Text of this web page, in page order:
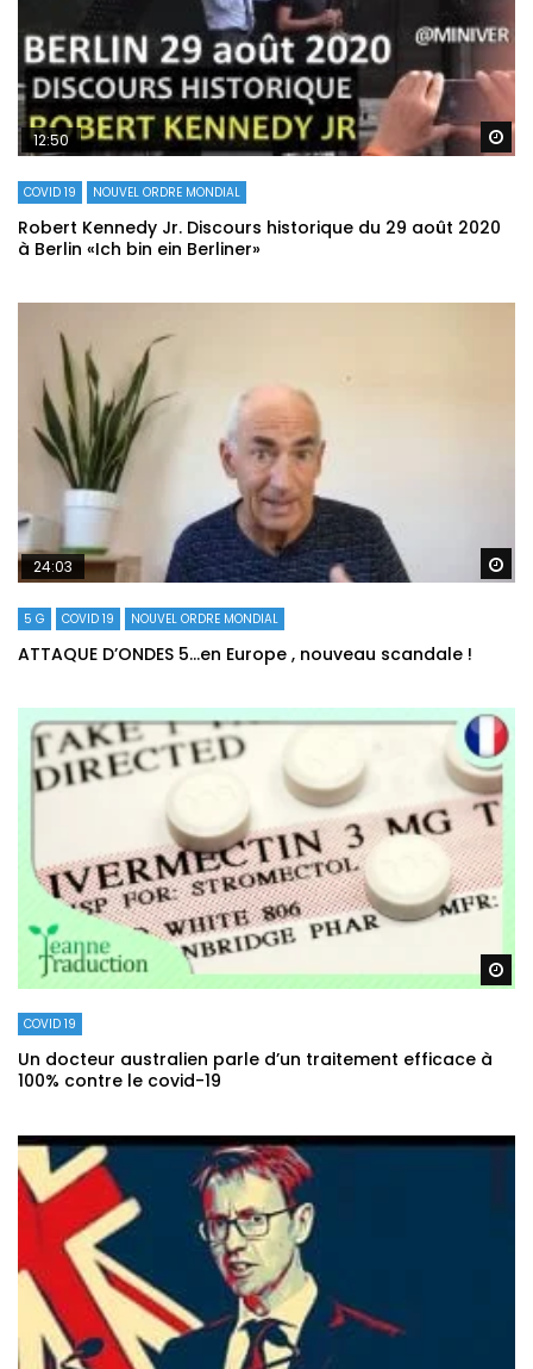
12:50
COVID 19 NOUVEL ORDRE MONDIAL
Robert Kennedy Jr. Discours historique du 29 août 2020
à Berlin «Ich bin ein Berliner»
24:03
5 G COVID 19 NOUVEL ORDRE MONDIAL
ATTAQUE D’ONDES 5…en Europe , nouveau scandale !
COVID 19
Un docteur australien parle d’un traitement efficace à
100% contre le covid-19